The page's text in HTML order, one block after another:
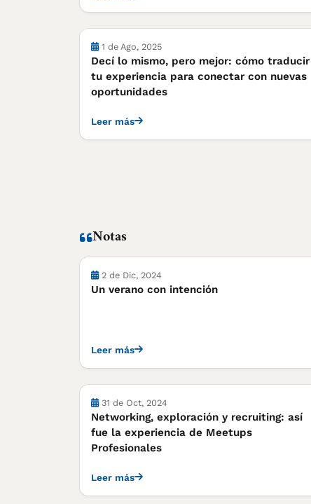
1 de Ago, 2025
Decí lo mismo, pero mejor: cómo traducir
tu experiencia para conectar con nuevas
oportunidades
Leer más
Notas
Notas
2 de Dic, 2024
Un verano con intención
Leer más
Notas
31 de Oct, 2024
Networking, exploración y recruiting: así
fue la experiencia de Meetups
Profesionales
Leer más